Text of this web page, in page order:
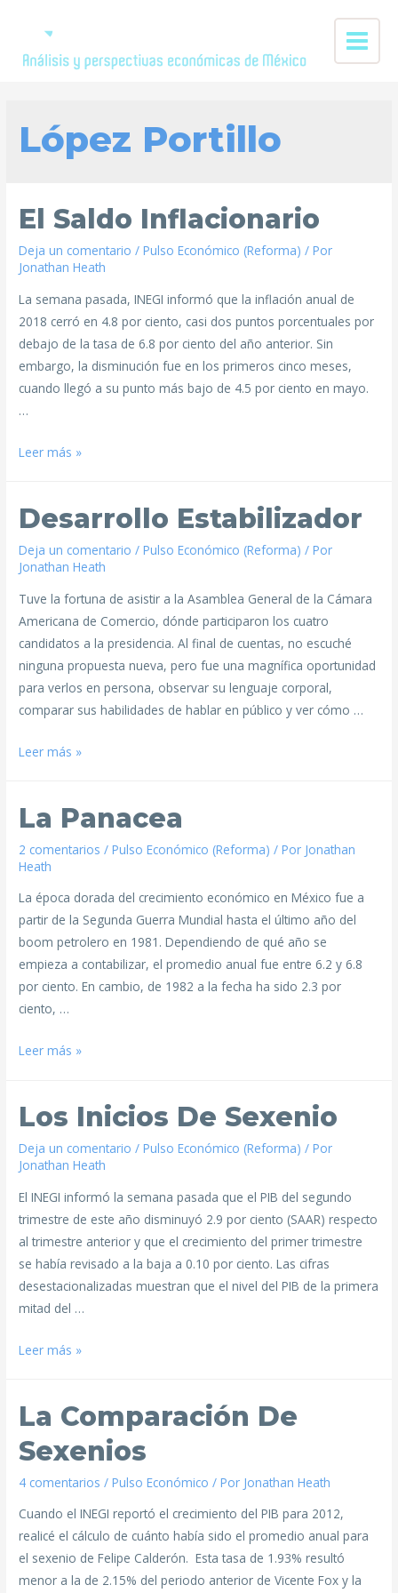
López Portillo
El Saldo Inflacionario
Deja un comentario /Pulso Económico (Reforma) / Por
Jonathan Heath
La semana pasada, INEGI informó que la inflación anual de
2018 cerró en 4.8 por ciento, casi dos puntos porcentuales por
debajo de la tasa de 6.8 por ciento del año anterior. Sin
embargo, la disminución fue en los primeros cinco meses,
cuando llegó a su punto más bajo de 4.5 por ciento en mayo.
…
Leer más »
Desarrollo Estabilizador
Deja un comentario /Pulso Económico (Reforma) / Por
Jonathan Heath
Tuve la fortuna de asistir a la Asamblea General de la Cámara
Americana de Comercio, dónde participaron los cuatro
candidatos a la presidencia. Al final de cuentas, no escuché
ninguna propuesta nueva, pero fue una magnífica oportunidad
para verlos en persona, observar su lenguaje corporal,
comparar sus habilidades de hablar en público y ver cómo …
Leer más »
La Panacea
2 comentarios /Pulso Económico (Reforma) / Por Jonathan
Heath
La época dorada del crecimiento económico en México fue a
partir de la Segunda Guerra Mundial hasta el último año del
boom petrolero en 1981. Dependiendo de qué año se
empieza a contabilizar, el promedio anual fue entre 6.2 y 6.8
por ciento. En cambio, de 1982 a la fecha ha sido 2.3 por
ciento, …
Leer más »
Los Inicios De Sexenio
Deja un comentario /Pulso Económico (Reforma) / Por
Jonathan Heath
El INEGI informó la semana pasada que el PIB del segundo
trimestre de este año disminuyó 2.9 por ciento (SAAR) respecto
al trimestre anterior y que el crecimiento del primer trimestre
se había revisado a la baja a 0.10 por ciento. Las cifras
desestacionalizadas muestran que el nivel del PIB de la primera
mitad del …
Leer más »
La Comparación De
Sexenios
4 comentarios /Pulso Económico / Por Jonathan Heath
Cuando el INEGI reportó el crecimiento del PIB para 2012,
realicé el cálculo de cuánto había sido el promedio anual para
el sexenio de Felipe Calderón. Esta tasa de 1.93% resultó
menor a la de 2.15% del periodo anterior de Vicente Fox y la